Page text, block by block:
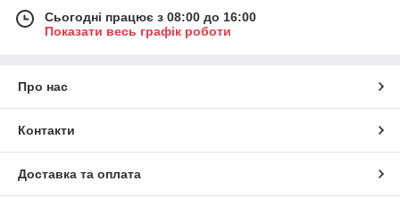
Сьогодні працює з 08:00 до 16:00
Показати весь графік роботи
Про нас
Контакти
Доставка та оплата